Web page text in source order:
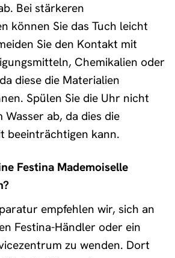
Bei stärkeren
können Sie das Tuch leicht
Sie den Kontakt mit
Chemikalien oder
diese die Materialien
Spülen Sie die Uhr nicht
ab, da dies die
beeinträchtigen kann.
Festina Mademoiselle
empfehlen wir, sich an
Festina-Händler oder ein
zu wenden. Dort